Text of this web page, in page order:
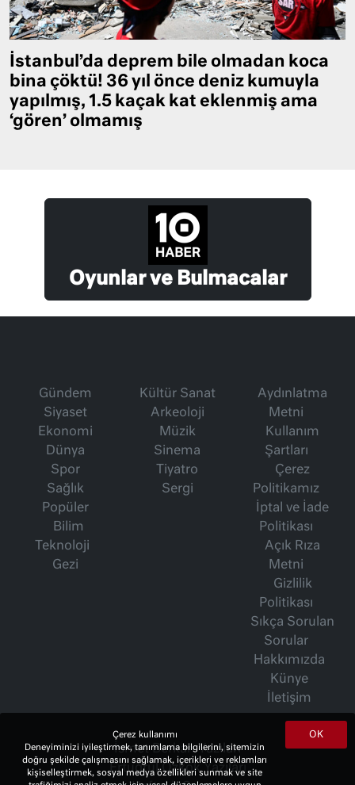
İstanbul’da deprem bile olmadan koca
bina çöktü! 36 yıl önce deniz kumuyla
yapılmış, 1.5 kaçak kat eklenmiş ama
‘gören’ olmamış
Oyunlar ve Bulmacalar
Gündem
Siyaset
Ekonomi
Dünya
Spor
Sağlık
Popüler
Bilim
Teknoloji
Gezi
Kültür Sanat
Arkeoloji
Müzik
Sinema
Tiyatro
Sergi
Aydınlatma
Metni
Kullanım
Şartları
Çerez
Politikamız
İptal ve İade
Politikası
Açık Rıza
Metni
Gizlilik
Politikası
Sıkça Sorulan
Sorular
Hakkımızda
Künye
İletişim
İsmet Berkan Yazıları
Ertuğrul Özkök Yazıları
OK
Çerez kullanımı
Deneyiminizi iyileştirmek, tanımlama bilgilerini, sitemizin
doğru şekilde çalışmasını sağlamak, içerikleri ve reklamları
kişiselleştirmek, sosyal medya özellikleri sunmak ve site